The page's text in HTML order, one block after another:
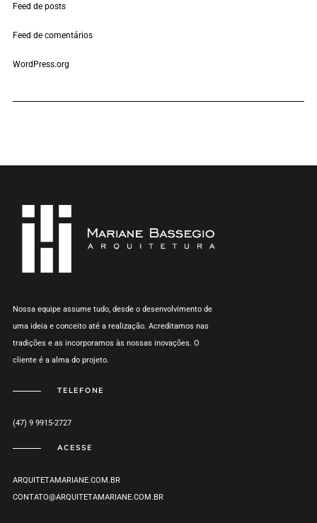
Feed de posts
Feed de comentários
WordPress.org
Nossa equipe assume tudo, desde o desenvolvimento de
uma ideia e conceito até a realização. Acreditamos nas
tradições e as incorporamos às nossas inovações. O
cliente é a alma do projeto.
TELEFONE
(47) 9 9915-2727
ACESSE
ARQUITETAMARIANE.COM.BR
CONTATO@ARQUITETAMARIANE.COM.BR